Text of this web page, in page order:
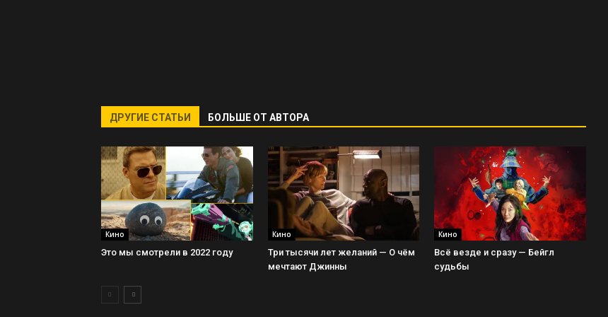
ДРУГИЕ СТАТЬИ БОЛЬШЕ ОТ АВТОРА
Кино
Это мы смотрели в 2022 году
Кино
Три тысячи лет желаний — О чём
мечтают Джинны
Кино
Всё везде и сразу — Бейгл
судьбы